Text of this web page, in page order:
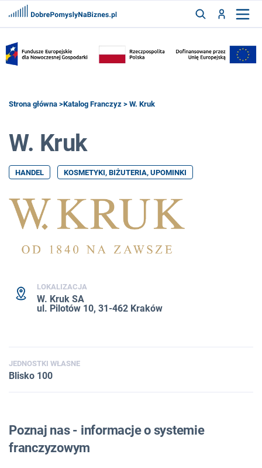
ZAREJESTRUJ
FRANCZYZY
Strona główna >Katalog Franczyz > W. Kruk
W. Kruk
HANDEL KOSMETYKI, BIŻUTERIA, UPOMINKI
LOKALIZACJA
W. Kruk SA
ul. Pilotów 10, 31-462 Kraków
JEDNOSTKI WŁASNE
Blisko 100
Poznaj nas - informacje o systemie
franczyzowym